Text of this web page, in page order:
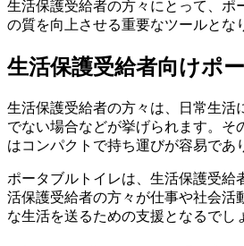
生活保護受給者の方々にとって、ポ
の質を向上させる重要なツールとな
生活保護受給者向けポ
生活保護受給者の方々は、日常生活
でない場合などが挙げられます。
はコンパクトで持ち運びが容易であ
ポータブルトイレは、生活保護受
活保護受給者の方々が仕事や社会活
な生活を送るための支援となるでし